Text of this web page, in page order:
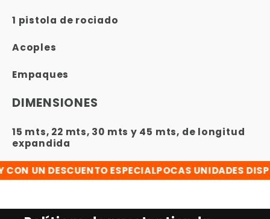
1 pistola de rociado
Acoples
Empaques
DIMENSIONES
15 mts, 22 mts, 30 mts y 45 mts, de longitud
expandida
UN DESCUENTO ESPECIALPOCAS UNIDADES